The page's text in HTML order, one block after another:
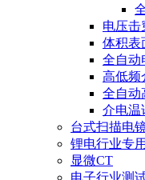
电压击
体积表
全自动
高低频
全自动
介电温
台式扫描电
锂电行业专
显微CT
电子行业测